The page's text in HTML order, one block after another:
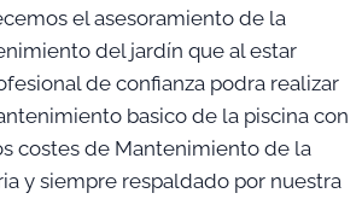
el asesoramiento de la
del jardín que al estar
de confianza podra realizar
basico de la piscina con
costes de Mantenimiento de la
y siempre respaldado por nuestra